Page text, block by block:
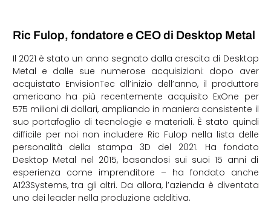
Ric Fulop, fondatore e CEO di Desktop Metal
Il 2021 è stato un anno segnato dalla crescita di Desktop
Metal e dalle sue numerose acquisizioni: dopo aver
acquistato EnvisionTec all’inizio dell’anno, il produttore
americano ha più recentemente acquisito ExOne per
575 milioni di dollari, ampliando in maniera consistente il
suo portafoglio di tecnologie e materiali. È stato quindi
difficile per noi non includere Ric Fulop nella lista delle
personalità della stampa 3D del 2021. Ha fondato
Desktop Metal nel 2015, basandosi sui suoi 15 anni di
esperienza come imprenditore – ha fondato anche
A123Systems, tra gli altri. Da allora, l’azienda è diventata
uno dei leader nella produzione additiva.